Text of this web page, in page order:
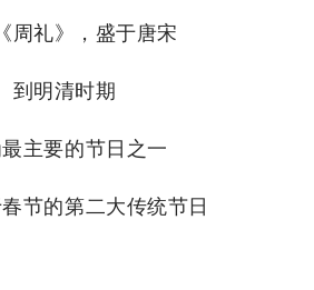
周礼》，盛于唐宋
到明清时期
主要的节日之一
节的第二大传统节日